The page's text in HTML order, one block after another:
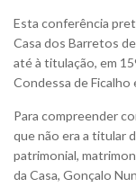
Esta conferência
Casa dos Barretos
até à titulação, em
Condessa de Ficalho
Para compreender
que não era a titular
patrimonial,
da Casa, Gonçalo